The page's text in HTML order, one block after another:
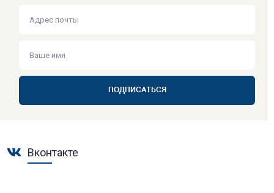
ПОДПИСАТЬСЯ
Вконтакте